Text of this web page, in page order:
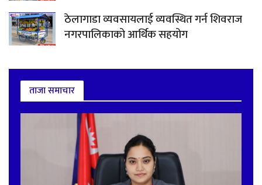
ठेलागाडा व्यवसायलाई व्यवस्थित गर्न शिवराज
नगरपालिकाको आर्थिक सहयोग
ताजा समाचार